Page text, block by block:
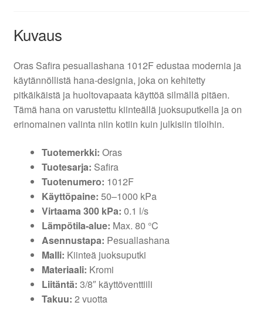
Kuvaus
Oras Safira pesuallashana 1012F edustaa modernia ja
käytännöllistä hana-designia, joka on kehitetty
pitkäikäistä ja huoltovapaata käyttöä silmällä pitäen.
Tämä hana on varustettu kiinteällä juoksuputkella ja on
erinomainen valinta niin kotiin kuin julkisiin tiloihin.
Tuotemerkki: Oras
Tuotesarja: Safira
Tuotenumero: 1012F
Käyttöpaine: 50–1000 kPa
Virtaama 300 kPa: 0.1 l/s
Lämpötila-alue: Max. 80 °C
Asennustapa: Pesuallashana
Malli: Kiinteä juoksuputki
Materiaali: Kromi
Liitäntä: 3/8″ käyttöventtiili
Takuu: 2 vuotta